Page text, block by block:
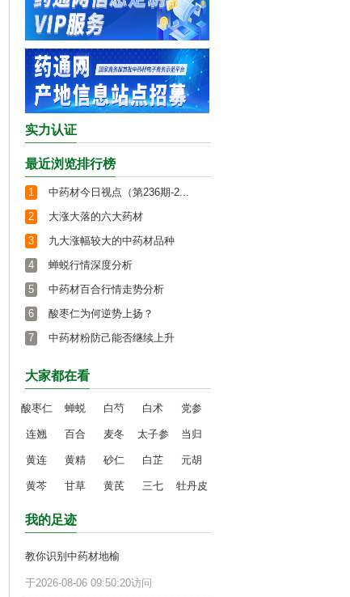
实力认证
最近浏览排行榜
1
中药材今日视点（第236期-2...
2
大涨大落的六大药材
3
九大涨幅较大的中药材品种
4
蝉蜕行情深度分析
5
中药材百合行情走势分析
6
酸枣仁为何逆势上扬？
7
中药材粉防己能否继续上升
大家都在看
酸枣仁 蝉蜕 白芍 白术 党参
连翘 百合 麦冬 太子参 当归
黄连 黄精 砂仁 白芷 元胡
黄芩 甘草 黄芪 三七 牡丹皮
我的足迹
教你识别中药材地榆
于2026-08-06 09:50:20访问